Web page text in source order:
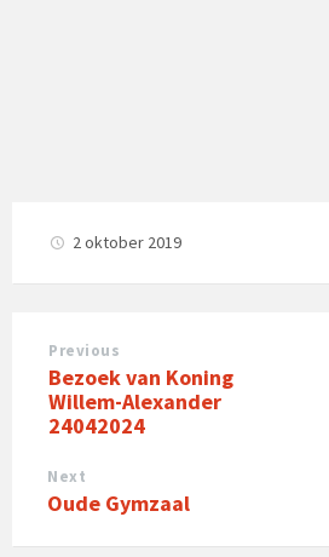
2 oktober 2019
Previous
Bezoek van Koning
Willem-Alexander
24042024
Next
Oude Gymzaal